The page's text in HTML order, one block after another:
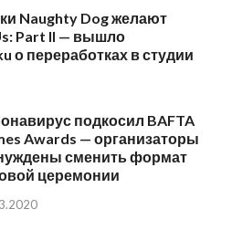
Naughty Dog желают
Part II — вышло
о переработках в студии
подкосил BAFTA
Awards — организаторы
сменить формат
церемонии